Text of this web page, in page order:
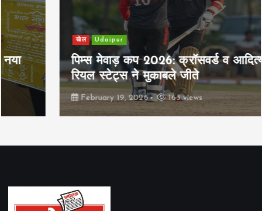
खेल Udaipur
पिम्स मेवाड़ कप 2026: क्रॉसवर्ड व आदित्यम
रियल स्टेट्स ने मुकाबले जीते
February 19, 2026 163 views